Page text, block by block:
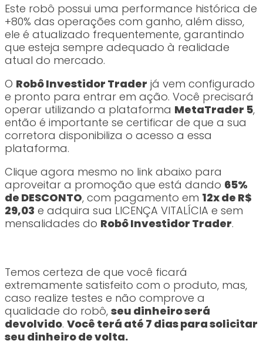
Este robô possui uma performance histórica de
+80% das operações com ganho, além disso,
ele é atualizado frequentemente, garantindo
que esteja sempre adequado à realidade
atual do mercado.
O Robô Investidor Trader já vem configurado
e pronto para entrar em ação. Você precisará
operar utilizando a plataforma MetaTrader 5,
então é importante se certificar de que a sua
corretora disponibiliza o acesso a essa
plataforma.
Clique agora mesmo no link abaixo para
aproveitar a promoção que está dando 65%
de DESCONTO, com pagamento em 12x de R$
29,03 e adquira sua LICENÇA VITALÍCIA e sem
mensalidades do Robô Investidor Trader.
Temos certeza de que você ficará
extremamente satisfeito com o produto, mas,
caso realize testes e não comprove a
qualidade do robô, seu dinheiro será
devolvido. Você terá até 7 dias para solicitar
seu dinheiro de volta.